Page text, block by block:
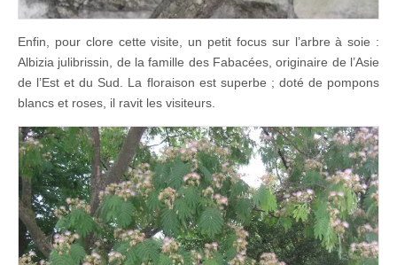
Enfin, pour clore cette visite, un petit focus sur l’arbre à soie :
Albizia julibrissin, de la famille des Fabacées, originaire de l’Asie
de l’Est et du Sud. La floraison est superbe ; doté de pompons
blancs et roses, il ravit les visiteurs.